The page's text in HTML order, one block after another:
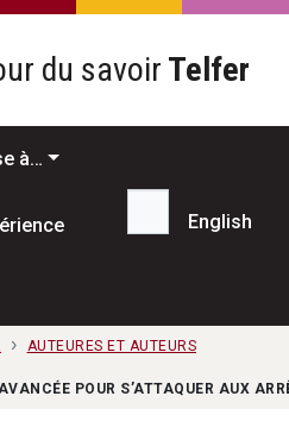
du savoir Telfer
à…
Recherche...
English
AUTEURES ET AUTEURS
POUR S’ATTAQUER AUX